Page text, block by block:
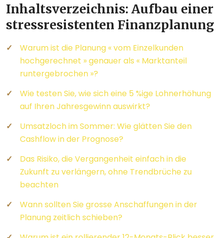
Inhaltsverzeichnis: Aufbau einer
stressresistenten Finanzplanung
Warum ist die Planung « vom Einzelkunden
hochgerechnet » genauer als « Marktanteil
runtergebrochen »?
Wie testen Sie, wie sich eine 5 %ige Lohnerhöhung
auf Ihren Jahresgewinn auswirkt?
Umsatzloch im Sommer: Wie glätten Sie den
Cashflow in der Prognose?
Das Risiko, die Vergangenheit einfach in die
Zukunft zu verlängern, ohne Trendbrüche zu
beachten
Wann sollten Sie grosse Anschaffungen in der
Planung zeitlich schieben?